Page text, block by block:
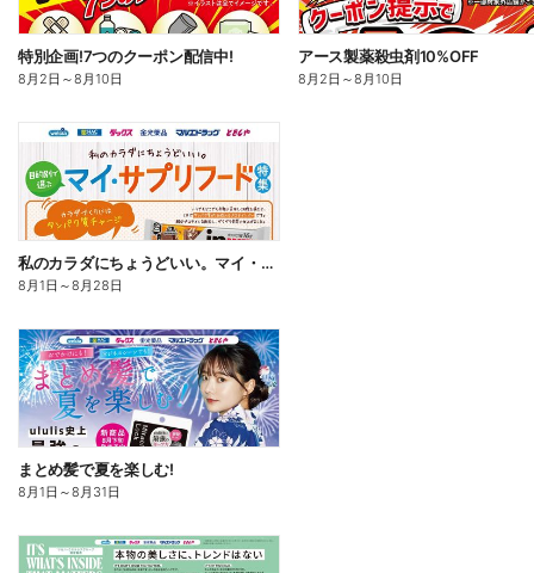
特別企画!7つのクーポン配信中!
8月2日 ～8月10日
アース製薬殺虫剤10%OFF
8月2日 ～8月10日
私のカラダにちょうどいい。マイ・サプリフード
8月1日 ～8月28日
まとめ髪で夏を楽しむ!
8月1日 ～8月31日